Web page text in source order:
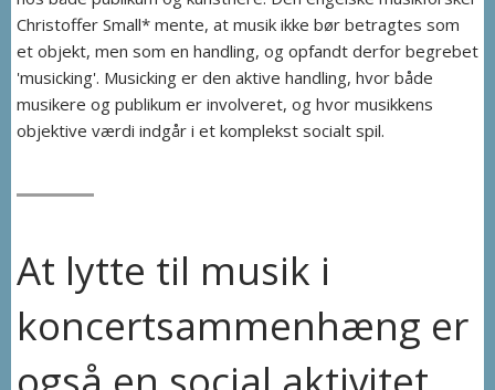
Christoffer Small* mente, at musik ikke bør betragtes som
et objekt, men som en handling, og opfandt derfor begrebet
'musicking'. Musicking er den aktive handling, hvor både
musikere og publikum er involveret, og hvor musikkens
objektive værdi indgår i et komplekst socialt spil.
At lytte til musik i
koncertsammenhæng er